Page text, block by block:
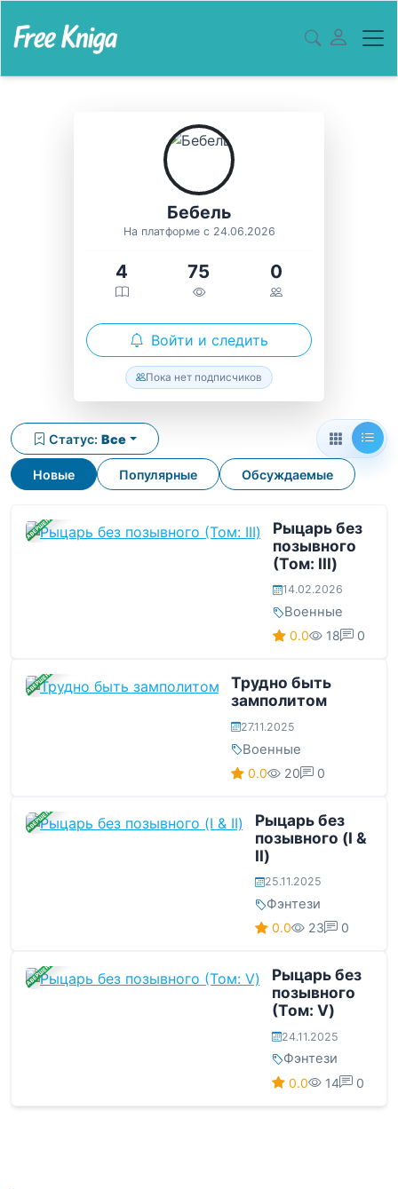
Бебель
На платформе с 24.06.2026
4 75 0
Войти и следить
Пока нет подписчиков
Новые Популярные Обсуждаемые
Статус: Все
ЗАВЕРШЕНА
Рыцарь без
позывного
(Том: III)
14.02.2026
Военные
0.0 18 0
ЗАВЕРШЕНА
Трудно быть
замполитом
27.11.2025
Военные
0.0 20 0
ЗАВЕРШЕНА
Рыцарь без
позывного (I &
II)
25.11.2025
Фэнтези
0.0 23 0
ЗАВЕРШЕНА
Рыцарь без
позывного
(Том: V)
24.11.2025
Фэнтези
0.0 14 0